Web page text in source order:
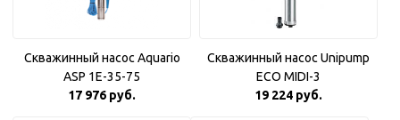
Скважинный насос Aquario
ASP 1E-35-75
17 976 руб.
Скважинный насос Unipump
ECO MIDI-3
19 224 руб.